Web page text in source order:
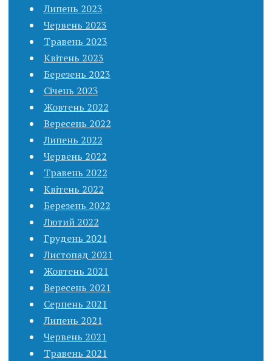
Липень 2023
Червень 2023
Травень 2023
Квітень 2023
Березень 2023
Січень 2023
Жовтень 2022
Вересень 2022
Липень 2022
Червень 2022
Травень 2022
Квітень 2022
Березень 2022
Лютий 2022
Грудень 2021
Листопад 2021
Жовтень 2021
Вересень 2021
Серпень 2021
Липень 2021
Червень 2021
Травень 2021